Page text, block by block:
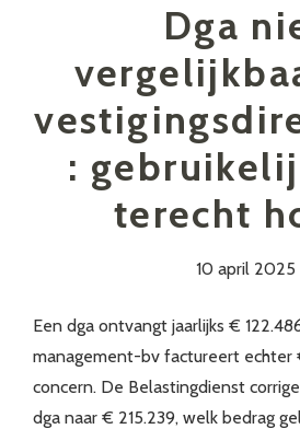
Dga
:
terecht
10 april 2025
Een dga ontvangt jaarlijks €
management-bv factureert echter
concern. De Belastingdienst
dga naar € 215.239, welk bedrag